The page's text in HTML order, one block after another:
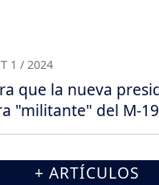
1 / 2024
que la nueva
"militante" del M-19
+ ARTÍCULOS